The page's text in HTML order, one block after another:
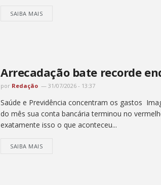
SAIBA MAIS
Arrecadação bate recorde
por Redação 31/07/2026 - 13:37
Saúde e Previdência concentram os gastos
do mês sua conta bancária terminou no
exatamente isso o que aconteceu...
SAIBA MAIS